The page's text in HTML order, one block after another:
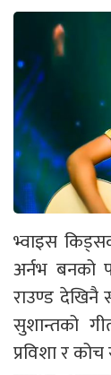
भ्वाइस
अर्नभ बनको
राउण्ड देखिनै
सुशान्तको
प्रविशा र